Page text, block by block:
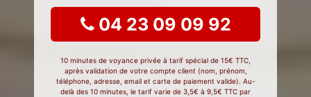
04 23 09 09 92
10 minutes de voyance privée à tarif spécial de 15€ TTC,
après validation de votre compte client (nom, prénom,
téléphone, adresse, email et carte de paiement valide). Au-
delà des 10 minutes, le tarif varie de 3,5€ à 9,5€ TTC par